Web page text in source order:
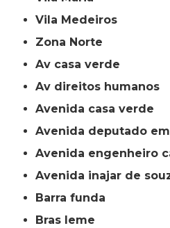
Vila Medeiros
Zona Norte
av casa verde
av direitos humanos
avenida casa verde
avenida deputado
avenida engenheiro
avenida inajar de
barra funda
bras leme